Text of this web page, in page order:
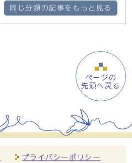
同じ分類の記事をもっと見る
ページの
先頭へ戻る
プライバシーポリシー